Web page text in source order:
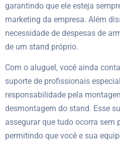
garantindo que ele esteja
marketing da empresa. Além
necessidade de despesas de
de um stand próprio.
Com o aluguel, você ainda
suporte de profissionais
responsabilidade pela
desmontagem do stand. Esse
assegurar que tudo ocorra sem
permitindo que você e sua